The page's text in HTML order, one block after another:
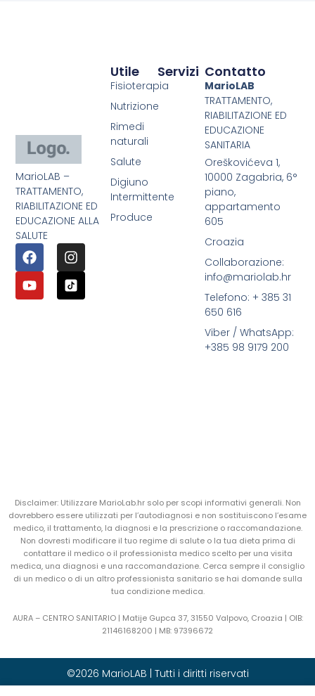
MarioLAB –
TRATTAMENTO,
RIABILITAZIONE ED
EDUCAZIONE ALLA
SALUTE
Servizi
Utile
Fisioterapia
Nutrizione
Rimedi
naturali
Salute
Digiuno
Intermittente
Produce
Contatto
MarioLAB
TRATTAMENTO,
RIABILITAZIONE ED
EDUCAZIONE
SANITARIA
Oreškovićeva 1,
10000 Zagabria, 6°
piano,
appartamento
605
Croazia
Collaborazione:
info@mariolab.hr
Telefono: + 385 31
650 616
Viber / WhatsApp:
+385 98 9179 200
Disclaimer: Utilizzare MarioLab.hr solo per scopi informativi generali. Non
dovrebbero essere utilizzati per l’autodiagnosi e non sostituiscono l’esame
medico, il trattamento, la diagnosi e la prescrizione o raccomandazione.
Non dovresti modificare il tuo regime di salute o la tua dieta prima di
contattare il medico o il professionista medico scelto per una visita
medica, una diagnosi e una raccomandazione. Cerca sempre il consiglio
di un medico o di un altro professionista sanitario se hai domande sulla
tua condizione medica.
AURA – CENTRO SANITARIO | Matije Gupca 37, 31550 Valpovo, Croazia | OIB:
21146168200 | MB: 97396672
©2026 MarioLAB | Tutti i diritti riservati